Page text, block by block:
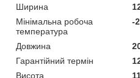
Ширина
Мінімальна робоча
температура
-
Довжина
Гарантійний термін
Висота